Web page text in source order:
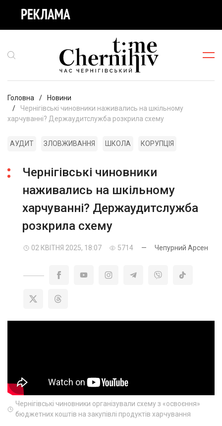
Головна
Новини
Чернігівські чиновники наживались на шкільному
харчуванні? Держаудитслужба розкрила схему
АУДИТ ЗЛОВЖИВАННЯ ШКОЛА КОРУПЦІЯ
Чернігівські чиновники
наживались на шкільному
харчуванні? Держаудитслужба
розкрила схему
02 КВІТНЯ 2025, 18:07 5714 — Чепурний Арсен
Чернігівські чиновники організували схему з «освоєння»
бюджетних коштів на закупівлі продуктів харчування